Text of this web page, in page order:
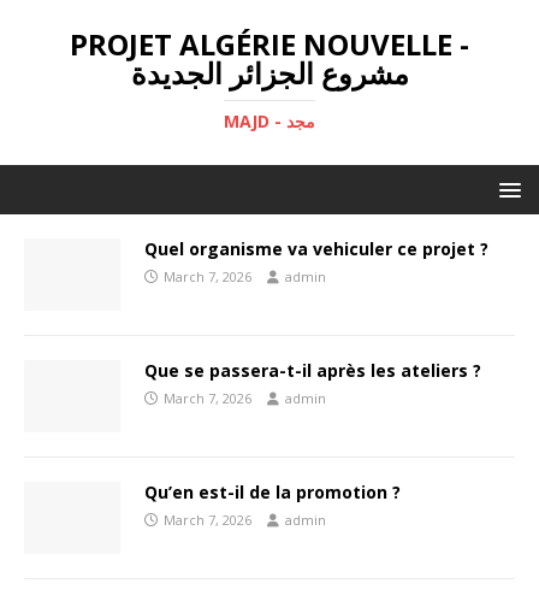
PROJET ALGÉRIE NOUVELLE -
مشروع الجزائر الجديدة
MAJD - مجد
Quel organisme va vehiculer ce projet ?
March 7, 2026 admin
Que se passera-t-il après les ateliers ?
March 7, 2026 admin
Qu’en est-il de la promotion ?
March 7, 2026 admin